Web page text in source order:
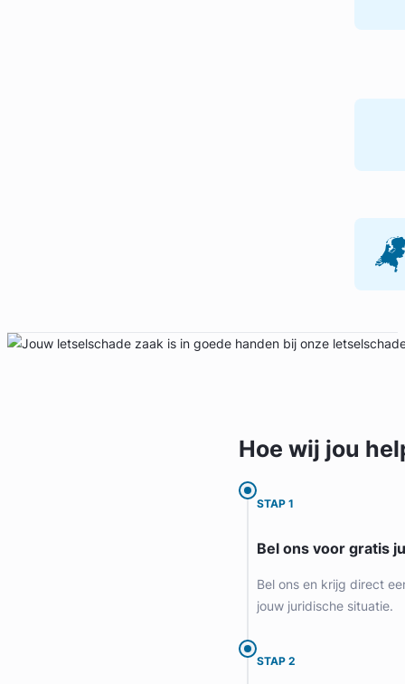
Hoe wij jou
STAP 1
Bel ons voor gratis
Bel ons en krijg direct
jouw juridische situatie.
STAP 2